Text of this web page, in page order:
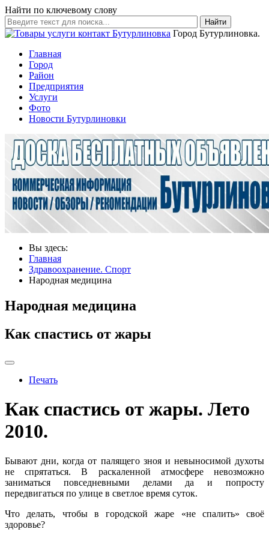
Найти по ключевому слову
Найти
Город Бутурлиновка.
Главная
Город
Район
Предприятия
Услуги
Фото
Новости Бутурлиновки
Вы здесь:
Главная
Здравоохранение. Спорт
Народная медицина
Народная медицина
Как спастись от жары
Печать
Как спастись от жары. Лето
2010.
Бывают дни, когда от палящего зноя и невыносимой духоты
не спрятаться. В раскаленной атмосфере невозможно
заниматься повседневными делами да и попросту
передвигаться по улице в светлое время суток.
Что делать, чтобы в городской жаре «не спалить» своё
здоровье?